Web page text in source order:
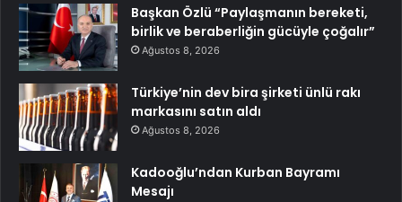
Başkan Özlü “Paylaşmanın bereketi,
birlik ve beraberliğin gücüyle çoğalır”
Ağustos 8, 2026
Türkiye’nin dev bira şirketi ünlü rakı
markasını satın aldı
Ağustos 8, 2026
Kadooğlu’ndan Kurban Bayramı
Mesajı